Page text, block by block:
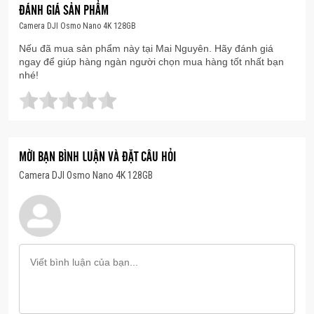
Mặc dù sở hữu thiết kế nhỏ gọn và cực nhẹ nhưng
lên đến 4K/60fps và chuyển động chậm 4K/120fps.
ĐÁNH GIÁ SẢN PHẨM
Camera DJI Osmo Nano 4K 128GB
Nếu đã mua sản phẩm này tại Mai Nguyên. Hãy đánh giá
ngay để giúp hàng ngàn người chọn mua hàng tốt nhất bạn
nhé!
MỜI BẠN BÌNH LUẬN VÀ ĐẶT CÂU HỎI
Camera DJI Osmo Nano 4K 128GB